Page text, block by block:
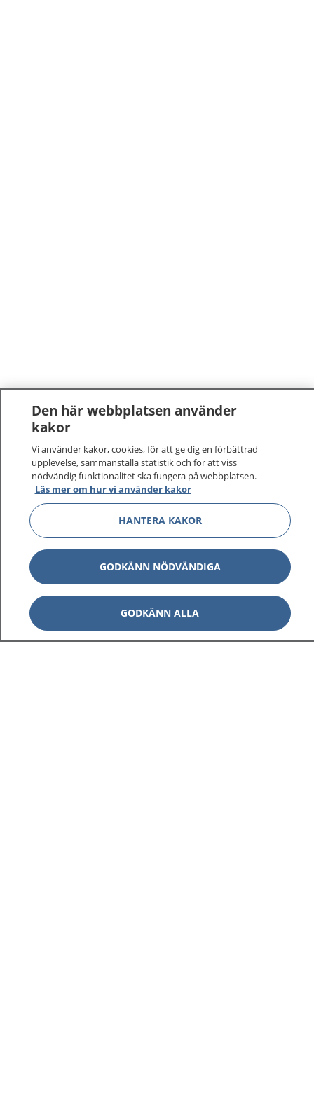
Den här webbplatsen använder
kakor
Vi använder kakor, cookies, för att ge dig en förbättrad
upplevelse, sammanställa statistik och för att viss
nödvändig funktionalitet ska fungera på webbplatsen.
Läs mer om hur vi använder kakor
HANTERA KAKOR
GODKÄNN NÖDVÄNDIGA
GODKÄNN ALLA